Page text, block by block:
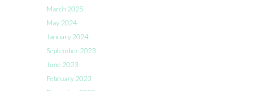
March 2025
May 2024
January 2024
September 2023
June 2023
February 2023